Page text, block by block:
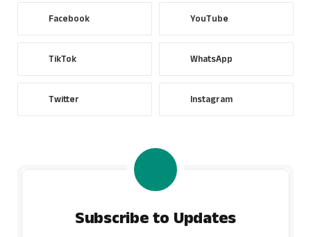
Facebook YouTube
TikTok WhatsApp
Twitter Instagram
Subscribe to Updates